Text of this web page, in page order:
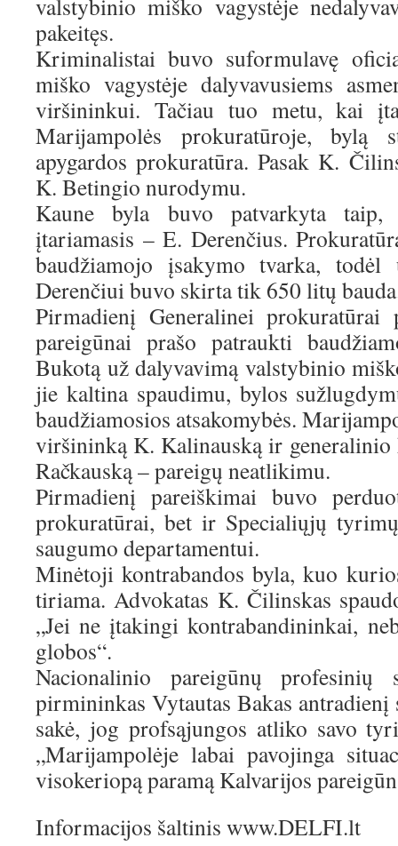
valstybinio miško vagystėje
pakeitęs.
Kriminalistai buvo suformulavę
miško vagystėje dalyvavusiems
viršininkui. Tačiau tuo metu, kai
Marijampolės prokuratūroje, bylą
apygardos prokuratūra. Pasak K.
K. Betingio nurodymu.
Kaune byla buvo patvarkyta
įtariamasis – E. Derenčius.
baudžiamojo įsakymo tvarka,
Derenčiui buvo skirta tik 650 litų
Pirmadienį Generalinei prokuratūrai
pareigūnai prašo patraukti
Bukotą už dalyvavimą valstybinio
jie kaltina spaudimu, bylos
baudžiamosios atsakomybės.
viršininką K. Kalinauską ir generalinio
Račkauską – pareigų neatlikimu.
Pirmadienį pareiškimai buvo
prokuratūrai, bet ir Specialiųjų
saugumo departamentui.
Minėtoji kontrabandos byla, kuo
tiriama. Advokatas K. Čilinskas
„Jei ne įtakingi kontrabandininkai,
globos“.
Nacionalinio pareigūnų profesinių
pirmininkas Vytautas Bakas antradienį
sakė, jog profsąjungos atliko savo
„Marijampolėje labai pavojinga
visokeriopą paramą Kalvarijos
Informacijos šaltinis www.DELFI.lt